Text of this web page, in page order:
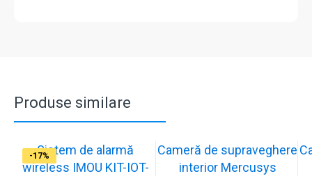
Produse similare
-31%
Sistem de alarmă
wireless IMOU KIT-IOT-
-19%
Cameră de supraveghere
interior Mercusys
-21%
-15%
-15%
-20%
-12%
-13%
-16%
-17%